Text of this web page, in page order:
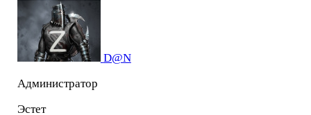
D@N
Администратор
Эстет